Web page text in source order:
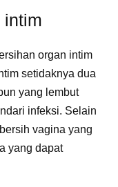
intim
organ intim
setidaknya dua
yang lembut
infeksi. Selain
vagina yang
yang dapat